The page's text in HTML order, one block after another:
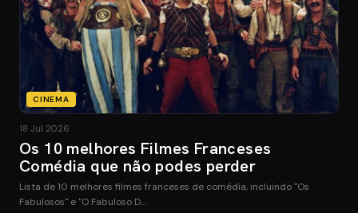
CINEMA
18 Jul 2026
Os 10 melhores Filmes Franceses
Comédia que não podes perder
Lista de 10 melhores filmes franceses de comédia, incluindo "Os
Fabulosos" e "O Fabuloso D…